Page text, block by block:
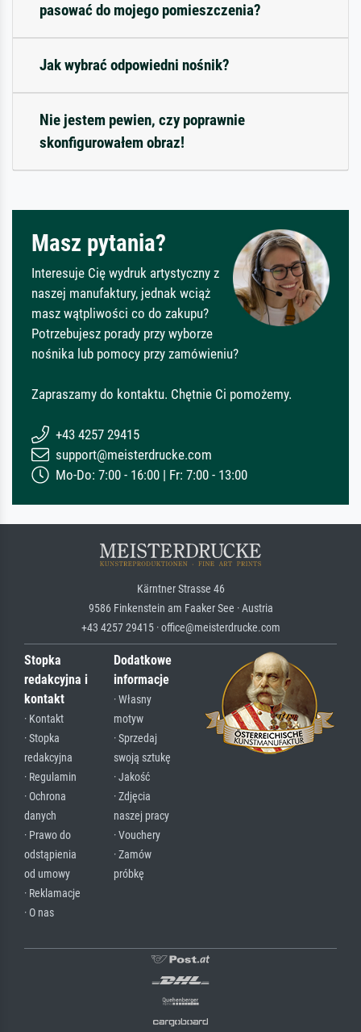
pasować do mojego pomieszczenia?
Jak wybrać odpowiedni nośnik?
Nie jestem pewien, czy poprawnie
skonfigurowałem obraz!
Masz pytania?
Interesuje Cię wydruk artystyczny z
naszej manufaktury, jednak wciąż
masz wątpliwości co do zakupu?
Potrzebujesz porady przy wyborze
nośnika lub pomocy przy zamówieniu?
Zapraszamy do kontaktu. Chętnie Ci pomożemy.
+43 4257 29415
support@meisterdrucke.com
Mo-Do: 7:00 - 16:00 | Fr: 7:00 - 13:00
Kärntner Strasse 46
9586 Finkenstein am Faaker See · Austria
+43 4257 29415 · office@meisterdrucke.com
Stopka
redakcyjna i
kontakt
· Kontakt
· Stopka
redakcyjna
· Regulamin
· Ochrona
danych
· Prawo do
odstąpienia
od umowy
· Reklamacje
· O nas
Dodatkowe
informacje
· Własny
motyw
· Sprzedaj
swoją sztukę
· Jakość
· Zdjęcia
naszej pracy
· Vouchery
· Zamów
próbkę